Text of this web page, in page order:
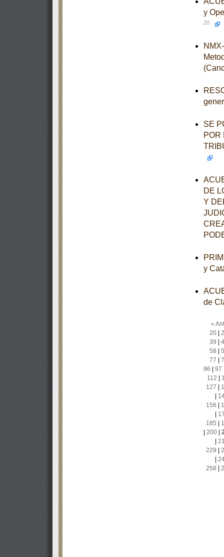
y
20
SE
POR
DE
Y
y
de
«
20|
39
58
77
96
97
112
127
156
185
200|
229
258